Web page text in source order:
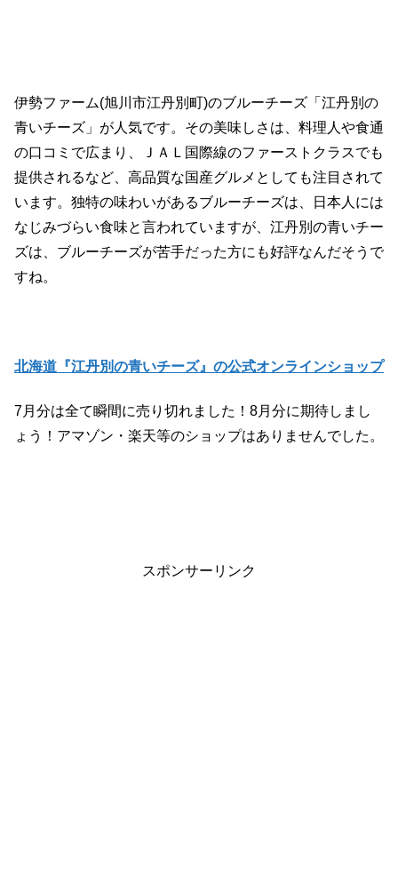
伊勢ファーム(旭川市江丹別町)のブルーチーズ「江丹別の
青いチーズ」が人気です。その美味しさは、料理人や食通
の口コミで広まり、ＪＡＬ国際線のファーストクラスでも
提供されるなど、高品質な国産グルメとしても注目されて
います。独特の味わいがあるブルーチーズは、日本人には
なじみづらい食味と言われていますが、江丹別の青いチー
ズは、ブルーチーズが苦手だった方にも好評なんだそうで
すね。
北海道『江丹別の青いチーズ』の公式オンラインショップ
7月分は全て瞬間に売り切れました！8月分に期待しまし
ょう！アマゾン・楽天等のショップはありませんでした。
スポンサーリンク